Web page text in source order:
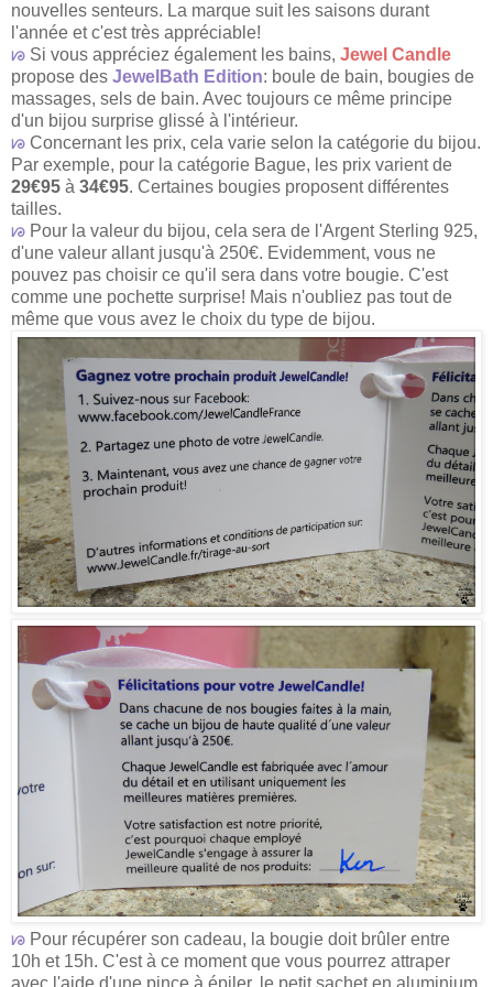
nouvelles senteurs. La marque suit les saisons durant
l'année et c'est très appréciable!
ᘙ Si vous appréciez également les bains, Jewel Candle
propose des JewelBath Edition: boule de bain, bougies de
massages, sels de bain. Avec toujours ce même principe
d'un bijou surprise glissé à l'intérieur.
ᘙ Concernant les prix, cela varie selon la catégorie du bijou.
Par exemple, pour la catégorie Bague, les prix varient de
29€95 à 34€95. Certaines bougies proposent différentes
tailles.
ᘙ Pour la valeur du bijou, cela sera de l'Argent Sterling 925,
d'une valeur allant jusqu'à 250€. Evidemment, vous ne
pouvez pas choisir ce qu'il sera dans votre bougie. C'est
comme une pochette surprise! Mais n'oubliez pas tout de
même que vous avez le choix du type de bijou.
ᘙ Pour récupérer son cadeau, la bougie doit brûler entre
10h et 15h. C'est à ce moment que vous pourrez attraper
avec l'aide d'une pince à épiler, le petit sachet en aluminium.